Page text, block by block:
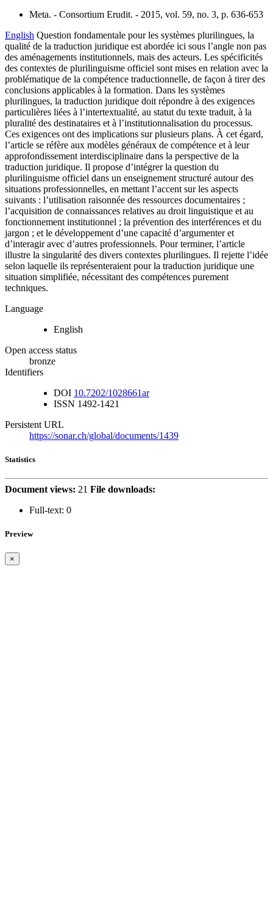
Meta. - Consortium Erudit. - 2015, vol. 59, no. 3, p. 636-653
English Question fondamentale pour les systèmes plurilingues, la
qualité de la traduction juridique est abordée ici sous l’angle non pas
des aménagements institutionnels, mais des acteurs. Les spécificités
des contextes de plurilinguisme officiel sont mises en relation avec la
problématique de la compétence traductionnelle, de façon à tirer des
conclusions applicables à la formation. Dans les systèmes
plurilingues, la traduction juridique doit répondre à des exigences
particulières liées à l’intertextualité, au statut du texte traduit, à la
pluralité des destinataires et à l’institutionnalisation du processus.
Ces exigences ont des implications sur plusieurs plans. À cet égard,
l’article se réfère aux modèles généraux de compétence et à leur
approfondissement interdisciplinaire dans la perspective de la
traduction juridique. Il propose d’intégrer la question du
plurilinguisme officiel dans un enseignement structuré autour des
situations professionnelles, en mettant l’accent sur les aspects
suivants : l’utilisation raisonnée des ressources documentaires ;
l’acquisition de connaissances relatives au droit linguistique et au
fonctionnement institutionnel ; la prévention des interférences et du
jargon ; et le développement d’une capacité d’argumenter et
d’interagir avec d’autres professionnels. Pour terminer, l’article
illustre la singularité des divers contextes plurilingues. Il rejette l’idée
selon laquelle ils représenteraient pour la traduction juridique une
situation simplifiée, nécessitant des compétences purement
techniques.
Language
English
Open access status
bronze
Identifiers
DOI 10.7202/1028661ar
ISSN 1492-1421
Persistent URL
https://sonar.ch/global/documents/1439
Statistics
Document views: 21 File downloads:
Full-text: 0
Preview
×